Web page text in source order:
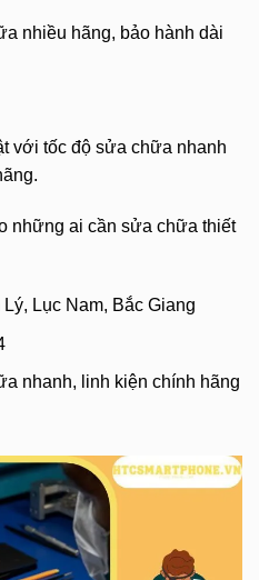
nhiều hãng, bảo hành dài
với tốc độ sửa chữa nhanh
những ai cần sửa chữa thiết
Lục Nam, Bắc Giang
nhanh, linh kiện chính hãng